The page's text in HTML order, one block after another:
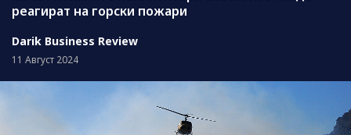
реагират на горски пожари
Darik Business Review
11 Август 2024